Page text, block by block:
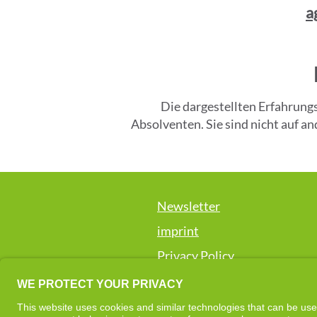
​Die dargestellten
Absolventen. Sie sind nicht auf
Newsletter
imprint
Privacy Policy
The "Cell-Re-Active Training"